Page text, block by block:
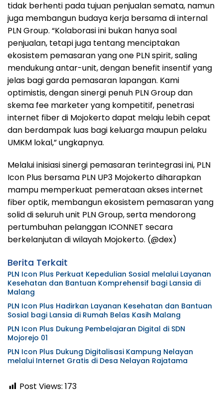
tidak berhenti pada tujuan penjualan semata, namun
juga membangun budaya kerja bersama di internal
PLN Group. “Kolaborasi ini bukan hanya soal
penjualan, tetapi juga tentang menciptakan
ekosistem pemasaran yang one PLN spirit, saling
mendukung antar-unit, dengan benefit insentif yang
jelas bagi garda pemasaran lapangan. Kami
optimistis, dengan sinergi penuh PLN Group dan
skema fee marketer yang kompetitif, penetrasi
internet fiber di Mojokerto dapat melaju lebih cepat
dan berdampak luas bagi keluarga maupun pelaku
UMKM lokal,” ungkapnya.
Melalui inisiasi sinergi pemasaran terintegrasi ini, PLN
Icon Plus bersama PLN UP3 Mojokerto diharapkan
mampu memperkuat pemerataan akses internet
fiber optik, membangun ekosistem pemasaran yang
solid di seluruh unit PLN Group, serta mendorong
pertumbuhan pelanggan ICONNET secara
berkelanjutan di wilayah Mojokerto. (@dex)
Berita Terkait
PLN Icon Plus Perkuat Kepedulian Sosial melalui Layanan
Kesehatan dan Bantuan Komprehensif bagi Lansia di
Malang
PLN Icon Plus Hadirkan Layanan Kesehatan dan Bantuan
Sosial bagi Lansia di Rumah Belas Kasih Malang
PLN Icon Plus Dukung Pembelajaran Digital di SDN
Mojorejo 01
PLN Icon Plus Dukung Digitalisasi Kampung Nelayan
melalui Internet Gratis di Desa Nelayan Rajatama
Post Views: 173